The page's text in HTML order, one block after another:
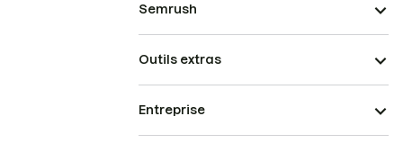
Semrush
Outils extras
Entreprise